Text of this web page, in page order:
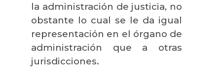
la administración de justicia, no
obstante lo cual se le da igual
representación en el órgano de
administración que a otras
jurisdicciones.